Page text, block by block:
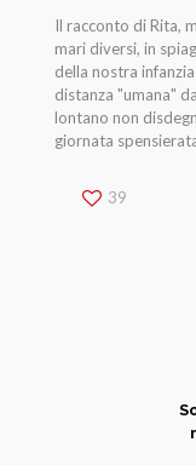
Il racconto di Rita,
mari diversi, in
della nostra
distanza "umana"
lontano non
giornata
39